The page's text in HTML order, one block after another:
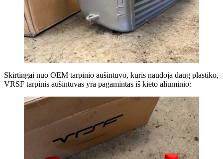
Skirtingai nuo OEM tarpinio aušintuvo, kuris naudoja daug plastiko,
VRSF tarpinis aušintuvas yra pagamintas iš kieto aliuminio: